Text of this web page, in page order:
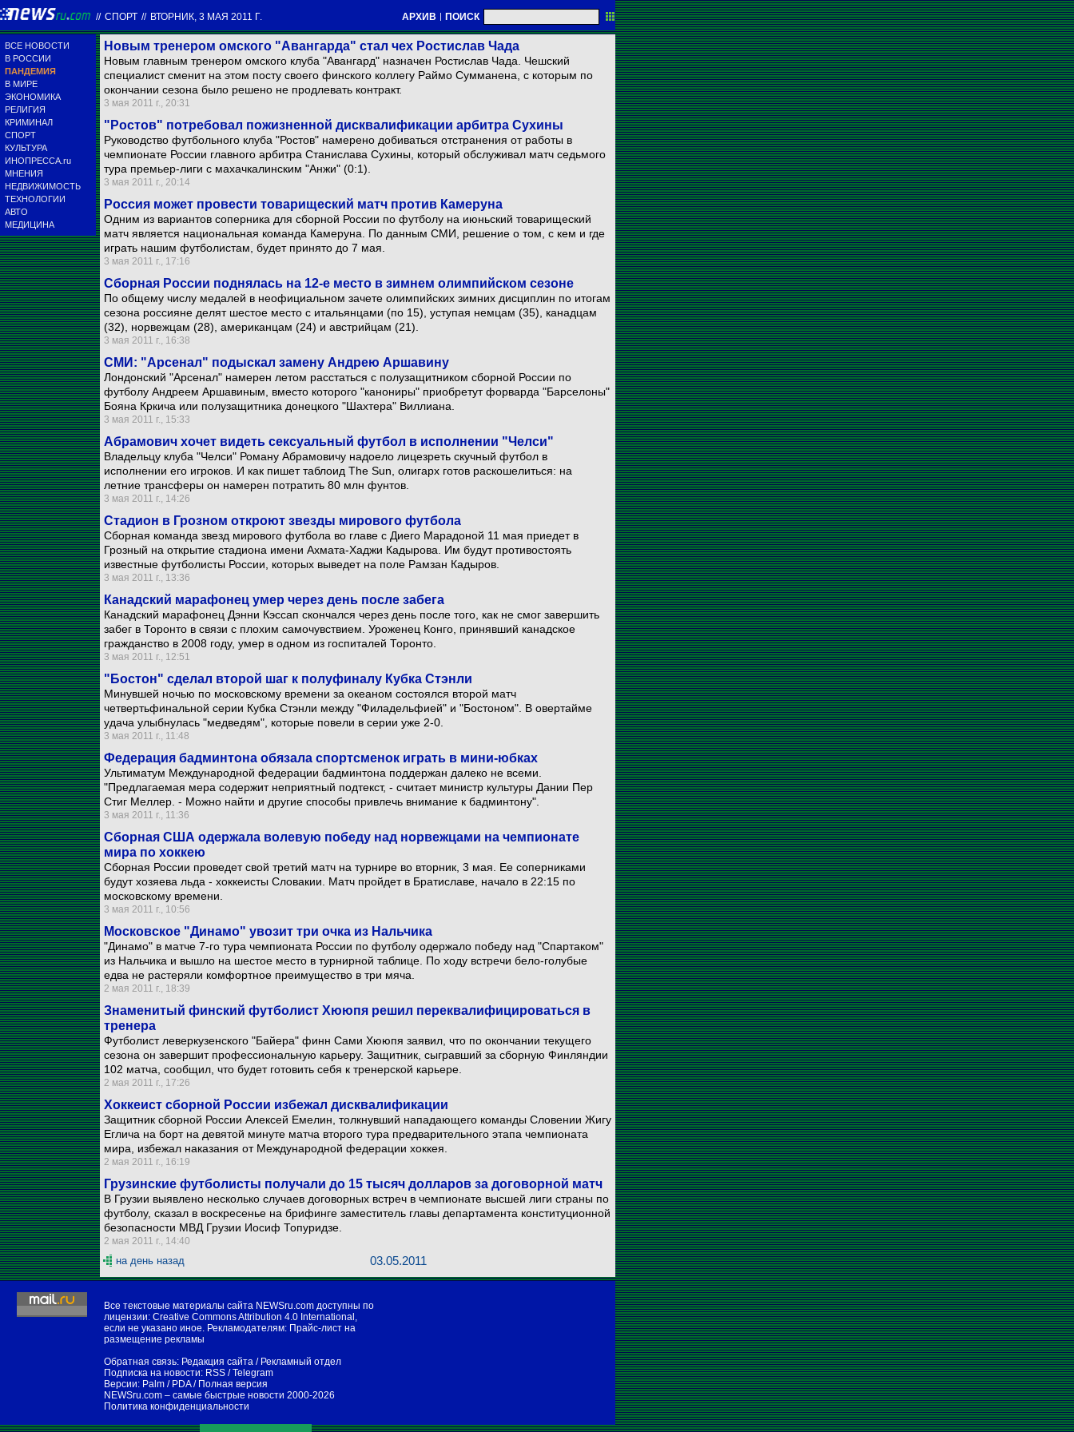
// СПОРТ // ВТОРНИК, 3 МАЯ 2011 Г. АРХИВ | ПОИСК
ВСЕ НОВОСТИ
В РОССИИ
ПАНДЕМИЯ
В МИРЕ
ЭКОНОМИКА
РЕЛИГИЯ
КРИМИНАЛ
СПОРТ
КУЛЬТУРА
ИНОПРЕССА.ru
МНЕНИЯ
НЕДВИЖИМОСТЬ
ТЕХНОЛОГИИ
АВТО
МЕДИЦИНА
Новым тренером омского "Авангарда" стал чех Ростислав Чада
Новым главным тренером омского клуба "Авангард" назначен Ростислав Чада. Чешский
специалист сменит на этом посту своего финского коллегу Раймо Сумманена, с которым по
окончании сезона было решено не продлевать контракт.
3 мая 2011 г., 20:31
"Ростов" потребовал пожизненной дисквалификации арбитра Сухины
Руководство футбольного клуба "Ростов" намерено добиваться отстранения от работы в
чемпионате России главного арбитра Станислава Сухины, который обслуживал матч седьмого
тура премьер-лиги с махачкалинским "Анжи" (0:1).
3 мая 2011 г., 20:14
Россия может провести товарищеский матч против Камеруна
Одним из вариантов соперника для сборной России по футболу на июньский товарищеский
матч является национальная команда Камеруна. По данным СМИ, решение о том, с кем и где
играть нашим футболистам, будет принято до 7 мая.
3 мая 2011 г., 17:16
Сборная России поднялась на 12-е место в зимнем олимпийском сезоне
По общему числу медалей в неофициальном зачете олимпийских зимних дисциплин по итогам
сезона россияне делят шестое место с итальянцами (по 15), уступая немцам (35), канадцам
(32), норвежцам (28), американцам (24) и австрийцам (21).
3 мая 2011 г., 16:38
СМИ: "Арсенал" подыскал замену Андрею Аршавину
Лондонский "Арсенал" намерен летом расстаться с полузащитником сборной России по
футболу Андреем Аршавиным, вместо которого "канониры" приобретут форварда "Барселоны"
Бояна Кркича или полузащитника донецкого "Шахтера" Виллиана.
3 мая 2011 г., 15:33
Абрамович хочет видеть сексуальный футбол в исполнении "Челси"
Владельцу клуба "Челси" Роману Абрамовичу надоело лицезреть скучный футбол в
исполнении его игроков. И как пишет таблоид The Sun, олигарх готов раскошелиться: на
летние трансферы он намерен потратить 80 млн фунтов.
3 мая 2011 г., 14:26
Стадион в Грозном откроют звезды мирового футбола
Сборная команда звезд мирового футбола во главе с Диего Марадоной 11 мая приедет в
Грозный на открытие стадиона имени Ахмата-Хаджи Кадырова. Им будут противостоять
известные футболисты России, которых выведет на поле Рамзан Кадыров.
3 мая 2011 г., 13:36
Канадский марафонец умер через день после забега
Канадский марафонец Дэнни Кэссап скончался через день после того, как не смог завершить
забег в Торонто в связи с плохим самочувствием. Уроженец Конго, принявший канадское
гражданство в 2008 году, умер в одном из госпиталей Торонто.
3 мая 2011 г., 12:51
"Бостон" сделал второй шаг к полуфиналу Кубка Стэнли
Минувшей ночью по московскому времени за океаном состоялся второй матч
четвертьфинальной серии Кубка Стэнли между "Филадельфией" и "Бостоном". В овертайме
удача улыбнулась "медведям", которые повели в серии уже 2-0.
3 мая 2011 г., 11:48
Федерация бадминтона обязала спортсменок играть в мини-юбках
Ультиматум Международной федерации бадминтона поддержан далеко не всеми.
"Предлагаемая мера содержит неприятный подтекст, - считает министр культуры Дании Пер
Стиг Меллер. - Можно найти и другие способы привлечь внимание к бадминтону".
3 мая 2011 г., 11:36
Сборная США одержала волевую победу над норвежцами на чемпионате
мира по хоккею
Сборная России проведет свой третий матч на турнире во вторник, 3 мая. Ее соперниками
будут хозяева льда - хоккеисты Словакии. Матч пройдет в Братиславе, начало в 22:15 по
московскому времени.
3 мая 2011 г., 10:56
Московское "Динамо" увозит три очка из Нальчика
"Динамо" в матче 7-го тура чемпионата России по футболу одержало победу над "Спартаком"
из Нальчика и вышло на шестое место в турнирной таблице. По ходу встречи бело-голубые
едва не растеряли комфортное преимущество в три мяча.
2 мая 2011 г., 18:39
Знаменитый финский футболист Хююпя решил переквалифицироваться в
тренера
Футболист леверкузенского "Байера" финн Сами Хююпя заявил, что по окончании текущего
сезона он завершит профессиональную карьеру. Защитник, сыгравший за сборную Финляндии
102 матча, сообщил, что будет готовить себя к тренерской карьере.
2 мая 2011 г., 17:26
Хоккеист сборной России избежал дисквалификации
Защитник сборной России Алексей Емелин, толкнувший нападающего команды Словении Жигу
Еглича на борт на девятой минуте матча второго тура предварительного этапа чемпионата
мира, избежал наказания от Международной федерации хоккея.
2 мая 2011 г., 16:19
Грузинские футболисты получали до 15 тысяч долларов за договорной матч
В Грузии выявлено несколько случаев договорных встреч в чемпионате высшей лиги страны по
футболу, сказал в воскресенье на брифинге заместитель главы департамента конституционной
безопасности МВД Грузии Иосиф Топуридзе.
2 мая 2011 г., 14:40
на день назад 03.05.2011
Все текстовые материалы сайта NEWSru.com доступны по
лицензии: Creative Commons Attribution 4.0 International ,
если не указано иное. Рекламодателям: Прайс-лист на
размещение рекламы
Обратная связь: Редакция сайта / Рекламный отдел
Подписка на новости: RSS /Telegram
Версии: Palm / PDA/ Полная версия
NEWSru.com – самые быстрые новости 2000-2026
Политика конфиденциальности